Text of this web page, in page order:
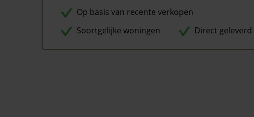
Op basis van recente verkopen
Soortgelijke woningen
Direct geleverd